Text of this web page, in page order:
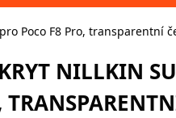
Poco F8 Pro, transparentní
NILLKIN